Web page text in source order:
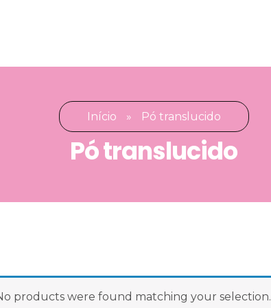
Início » Pó translucido
Pó translucido
products were found matching your selection.